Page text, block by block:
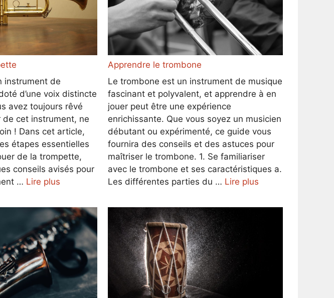
instrument de
d’une voix distincte
avez toujours rêvé
de cet instrument, ne
! Dans cet article,
étapes essentielles
de la trompette,
conseils avisés pour
… Lire plus
Apprendre le trombone
Le trombone est un instrument de musique
fascinant et polyvalent, et apprendre à en
jouer peut être une expérience
enrichissante. Que vous soyez un musicien
débutant ou expérimenté, ce guide vous
fournira des conseils et des astuces pour
maîtriser le trombone. 1. Se familiariser
avec le trombone et ses caractéristiques a.
Les différentes parties du … Lire plus